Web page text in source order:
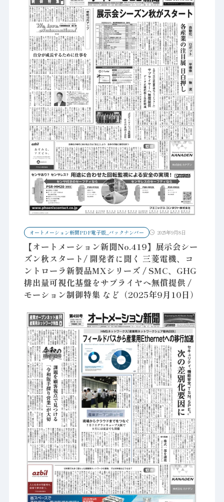
オートメーション新聞PDF電子版_バックナンバー 2025年9月8日
【オートメーション新聞No.419】展示会シー
ズン秋スタート/ 開発者に聞く 三菱電機、コ
ントローラ新製品MXシリーズ / SMC、GHG
排出量可視化基盤をサプライヤへ無償提供 /
モーション制御特集 など（2025年9月10日）